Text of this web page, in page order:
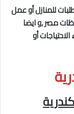
للمنازل أو عمل
مصر ,و ايضا
أو